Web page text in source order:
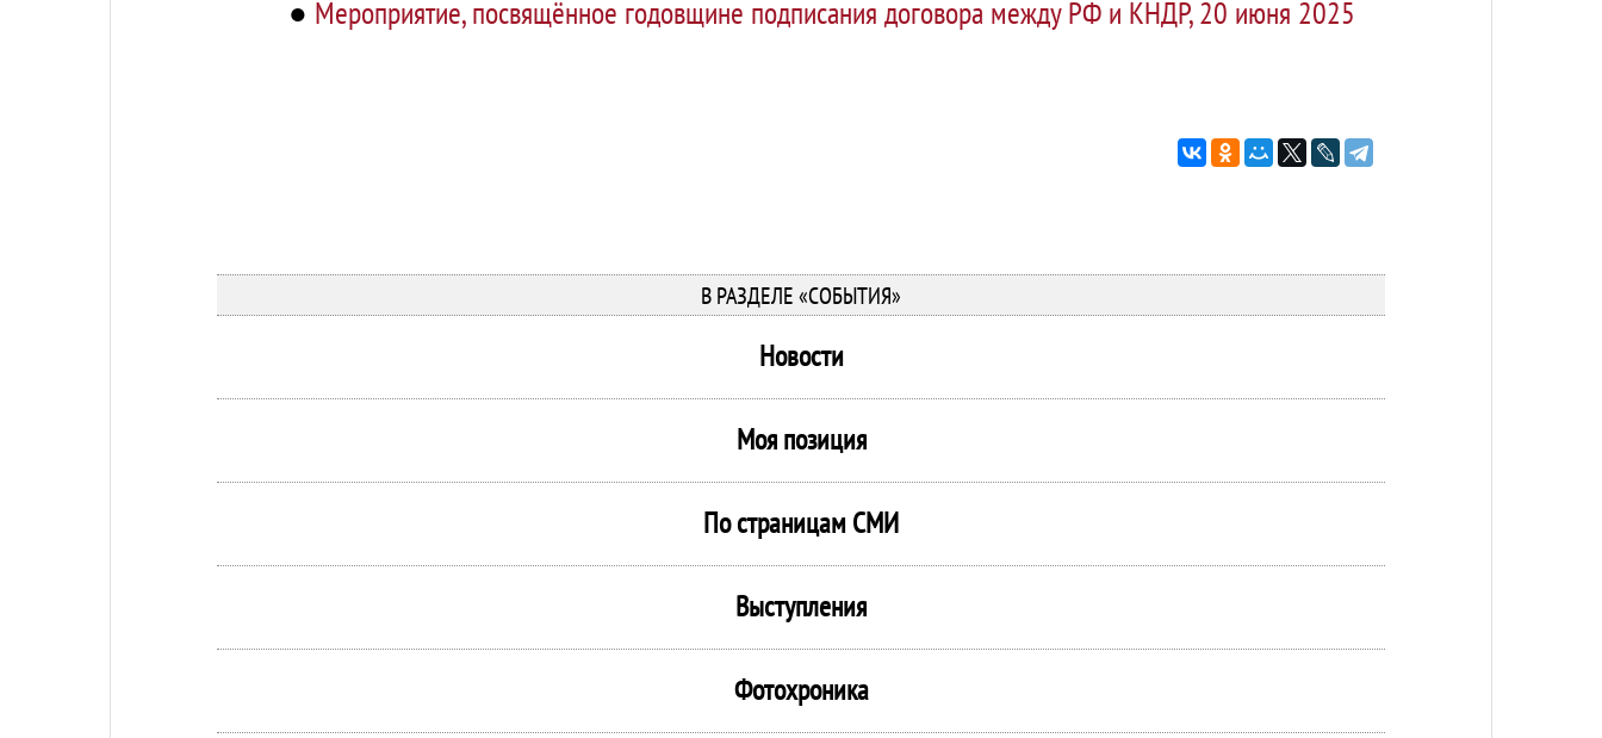
● Мероприятие, посвящённое годовщине подписания договора между РФ и КНДР, 20 июня 2025
В РАЗДЕЛЕ «СОБЫТИЯ»
Новости
Моя позиция
По страницам СМИ
Выступления
Фотохроника